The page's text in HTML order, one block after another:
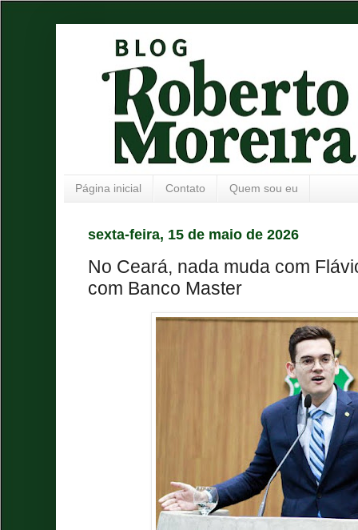
Página inicial Contato Quem sou eu
sexta-feira, 15 de maio de 2026
No Ceará, nada muda com
com Banco Master